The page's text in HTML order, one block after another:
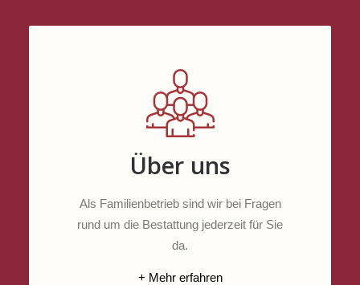
Über uns
Als Familienbetrieb sind wir bei Fragen
rund um die Bestattung jederzeit für Sie
da.
+ Mehr erfahren